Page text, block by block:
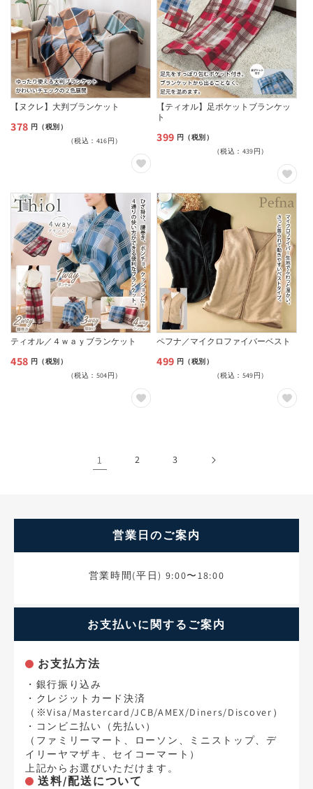
【ヌクレ】大判ブランケット
通
378 円（税別）
（税込：416円）
【ティオル】足ポケットブランケッ
ト
通
399 円（税別）
（税込：439円）
ティオル／４ｗａｙブランケット
通
458 円（税別）
（税込：504円）
ペフナ／マイクロファイバーベスト
通
499 円（税別）
（税込：549円）
1 2 3
営業日のご案内
営業時間(平日) 9:00〜18:00
お支払いに関するご案内
お支払方法
・銀行振り込み
・クレジットカード決済
（※Visa/Mastercard/JCB/AMEX/Diners/Discover）
・コンビニ払い（先払い）
（ファミリーマート、ローソン、ミニストップ、デ
イリーヤマザキ、セイコーマート）
上記からお選びいただけます。
送料/配送について